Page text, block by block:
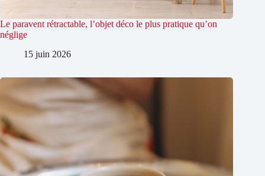
Le paravent rétractable, l’objet déco le plus pratique qu’on
néglige
15 juin 2026